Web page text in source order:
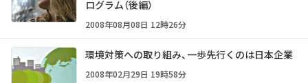
ログラム（後編）
2008年08月08日 12時26分
環境対策への取り組み、一歩先行くのは日本企業
2008年02月29日 19時58分